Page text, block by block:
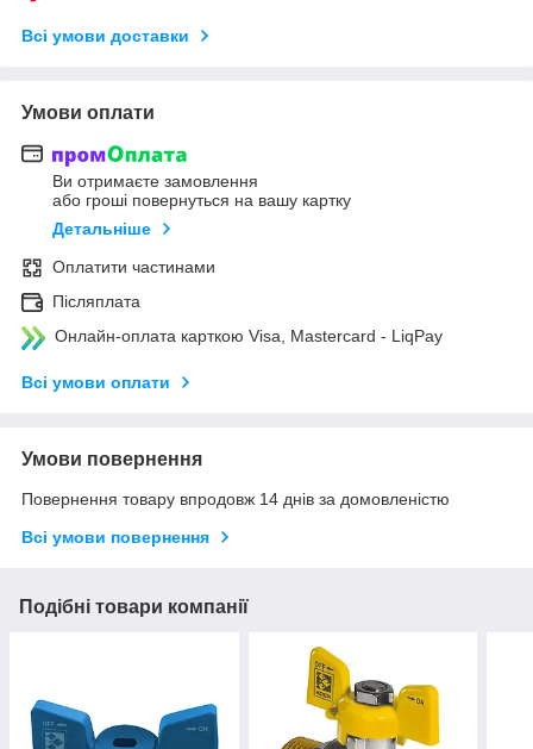
Всі умови доставки
Умови оплати
Ви отримаєте замовлення
або гроші повернуться на вашу картку
Детальніше
Оплатити частинами
Післяплата
Онлайн-оплата карткою Visa, Mastercard - LiqPay
Всі умови оплати
Умови повернення
Повернення товару впродовж 14 днів за домовленістю
Всі умови повернення
Подібні товари компанії